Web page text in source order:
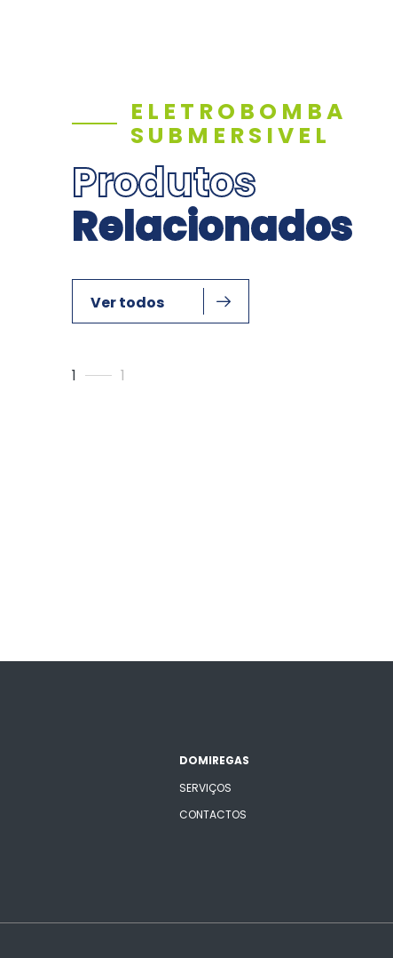
ELETROBOMBA
SUBMERSIVEL
Produtos
Relacionados
Ver todos
1 1
DOMIREGAS
SERVIÇOS
CONTACTOS